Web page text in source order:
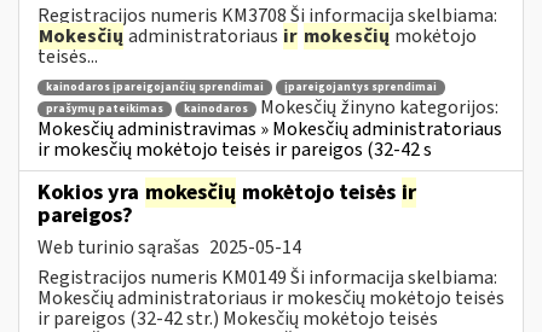
Registracijos numeris KM3708 Ši informacija skelbiama:
Mokesčių administratoriaus ir mokesčių mokėtojo
teisės...
kainodaros įpareigojančių sprendimai
įpareigojantys sprendimai
prašymų pateikimas
kainodaros
Mokesčių žinyno kategorijos:
Mokesčių administravimas » Mokesčių administratoriaus
ir mokesčių mokėtojo teisės ir pareigos (32-42 s
Kokios yra mokesčių mokėtojo teisės ir
pareigos?
Web turinio sąrašas 2025-05-14
Registracijos numeris KM0149 Ši informacija skelbiama:
Mokesčių administratoriaus ir mokesčių mokėtojo teisės
ir pareigos (32-42 str.) Mokesčių mokėtojo teisės